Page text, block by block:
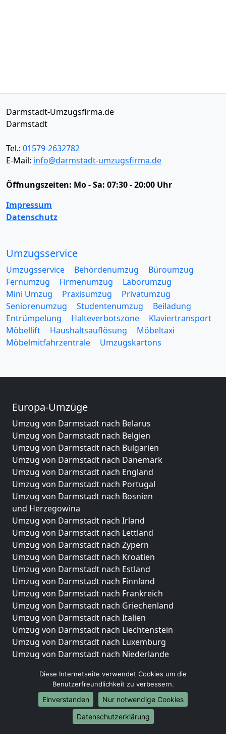
Darmstadt-Umzugsfirma.de
Darmstadt
Tel.: 01579-2632782
E-Mail: info@darmstadt-umzugsfirma.de
Öffnungszeiten: Mo - Sa: 07:30 - 20:00 Uhr
Impressum
Datenschutz
Umzugsservice
Umzugsservice Behördenumzug
Büroumzug
Fernumzug
Firmenumzug
Laborumzug
Mini Umzug
Praxisumzug
Privatumzug
Seniorenumzug
Studentenumzug
Beiladung
Entrümpelung
Halteverbotszone
Klaviertransport
Möbellift
Haushaltsauflösung
Möbeltaxi
Möbelmitfahrzentrale
Umzugskartons
Europa-Umzüge
Umzug von Darmstadt nach Belarus
Umzug von Darmstadt nach Belgien
Umzug von Darmstadt nach Bulgarien
Umzug von Darmstadt nach Dänemark
Umzug von Darmstadt nach England
Umzug von Darmstadt nach Portugal
Umzug von Darmstadt nach Bosnien
und Herzegowina
Umzug von Darmstadt nach Irland
Umzug von Darmstadt nach Lettland
Umzug von Darmstadt nach Zypern
Umzug von Darmstadt nach Kroatien
Umzug von Darmstadt nach Estland
Umzug von Darmstadt nach Finnland
Umzug von Darmstadt nach Frankreich
Umzug von Darmstadt nach Griechenland
Umzug von Darmstadt nach Italien
Umzug von Darmstadt nach Liechtenstein
Umzug von Darmstadt nach Luxemburg
Umzug von Darmstadt nach Niederlande
Umzüge-Deutschlandweit
Umzug von Darmstadt nach Berlin
Umzug von Darmstadt nach Hamburg
Umzug von Darmstadt nach München
Diese Internetseite verwendet Cookies um die
Benutzerfreundlichkeit zu verbessern.
Einverstanden
Nur notwendige Cookies
Datenschutzerklärung